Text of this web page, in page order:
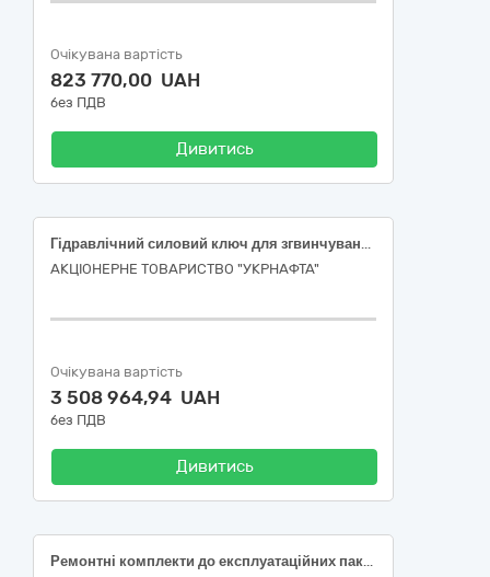
Очікувана вартість
823 770,00 UAH
без ПДВ
Дивитись
Гідравлічний силовий ключ для згвинчування бурильних труб в комплекті з гідравлічною силовою установкою
АКЦІОНЕРНЕ ТОВАРИСТВО "УКPНAФТА"
Очікувана вартість
3 508 964,94 UAH
без ПДВ
Дивитись
Ремонтні комплекти до експлуатаційних пакерів